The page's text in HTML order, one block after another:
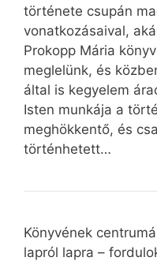
története csupán
vonatkozásaival,
Prokopp Mária
meglelünk, és
által is kegyelem
Isten munkája a
meghökkentő, és
történhetett…
Könyvének
lapról lapra –